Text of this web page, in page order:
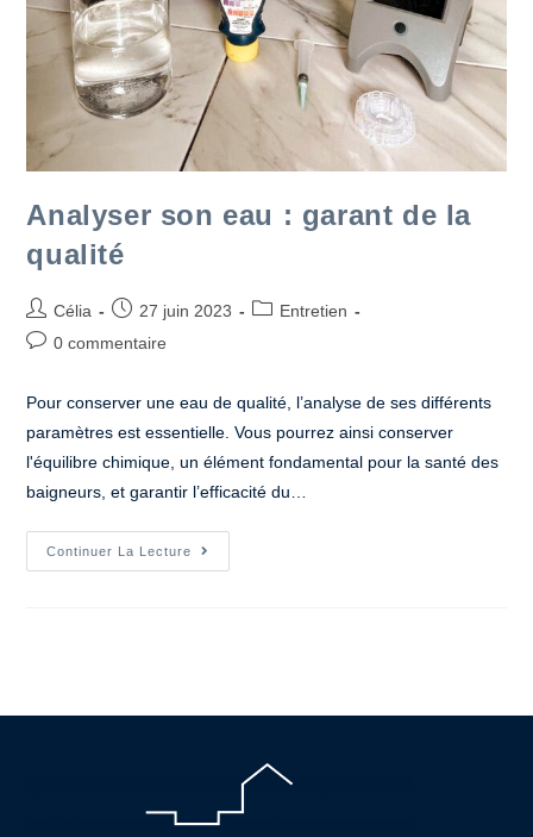
Analyser son eau : garant de la
qualité
Célia 27 juin 2023
Entretien
0 commentaire
Pour conserver une eau de qualité, l’analyse de ses différents
paramètres est essentielle. Vous pourrez ainsi conserver
l'équilibre chimique, un élément fondamental pour la santé des
baigneurs, et garantir l’efficacité du…
Continuer La Lecture